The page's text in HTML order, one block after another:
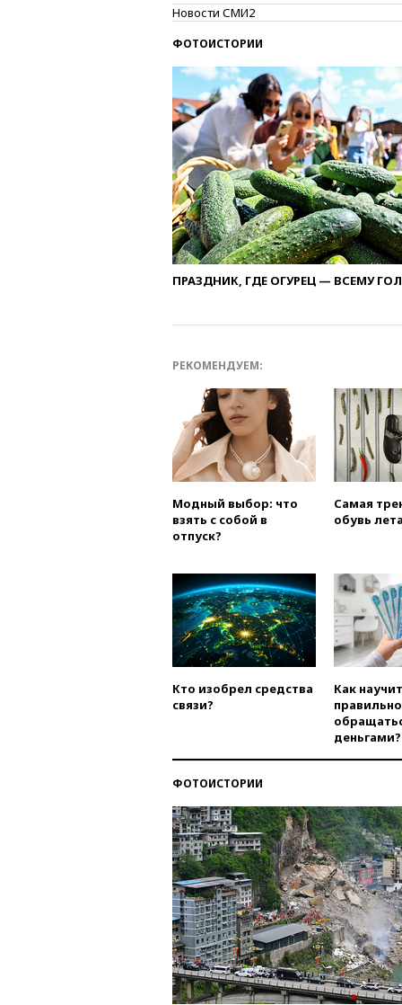
Новости СМИ2
ФОТОИСТОРИИ
ПРАЗДНИК, ГДЕ ОГУРЕЦ — ВСЕМУ
РЕКОМЕНДУЕМ:
Модный выбор: что
взять с собой в
отпуск?
Самая
обувь
Кто изобрел средства
связи?
Как
правильно
деньгами?
ФОТОИСТОРИИ